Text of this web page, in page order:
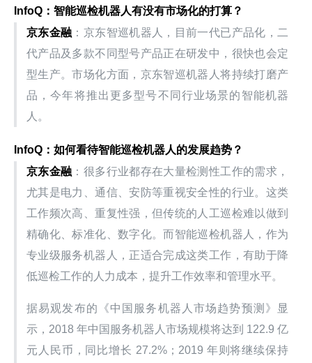
InfoQ：智能巡检机器人有没有市场化的打算？
京东金融 ：京东智巡机器人，目前一代已产品化，二
代产品及多款不同型号产品正在研发中，很快也会定
型生产。市场化方面，京东智巡机器人将持续打磨产
品，今年将推出更多型号不同行业场景的智能机器
人。
InfoQ：如何看待智能巡检机器人的发展趋势？
京东金融 ：很多行业都存在大量检测性工作的需求，
尤其是电力、通信、安防等重视安全性的行业。这类
工作频次高、重复性强，但传统的人工巡检难以做到
精确化、标准化、数字化。而智能巡检机器人，作为
专业级服务机器人，正适合完成这类工作，有助于降
低巡检工作的人力成本，提升工作效率和管理水平。
据易观发布的《中国服务机器人市场趋势预测》显
示，2018 年中国服务机器人市场规模将达到 122.9 亿
元人民币，同比增长 27.2%；2019 年则将继续保持